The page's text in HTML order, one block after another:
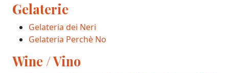
Gelaterie
Gelateria dei Neri
Gelateria Perchè No
Wine / Vino